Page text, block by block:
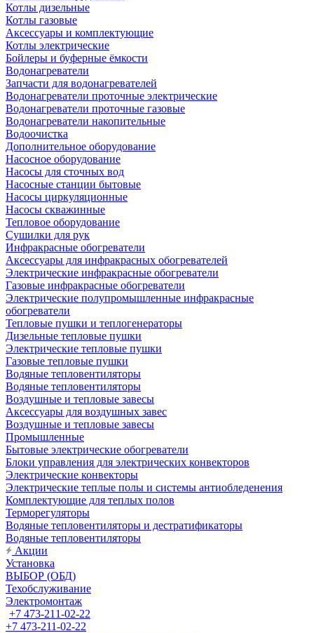
Котлы дизельные
Котлы газовые
Аксессуары и комплектующие
Котлы электрические
Бойлеры и буферные ёмкости
Водонагреватели
Запчасти для водонагревателей
Водонагреватели проточные электрические
Водонагреватели проточные газовые
Водонагреватели накопительные
Водоочистка
Дополнительное оборудование
Насосное оборудование
Насосы для сточных вод
Насосные станции бытовые
Насосы циркуляционные
Насосы скважинные
Тепловое оборудование
Сушилки для рук
Инфракрасные обогреватели
Аксессуары для инфракрасных обогревателей
Электрические инфракрасные обогреватели
Газовые инфракрасные обогреватели
Электрические полупромышленные инфракрасные
обогреватели
Тепловые пушки и теплогенераторы
Дизельные тепловые пушки
Электрические тепловые пушки
Газовые тепловые пушки
Водяные тепловентиляторы
Водяные тепловентиляторы
Воздушные и тепловые завесы
Аксессуары для воздушных завес
Воздушные и тепловые завесы
Промышленные
Бытовые электрические обогреватели
Блоки управления для электрических конвекторов
Электрические конвекторы
Электрические теплые полы и системы антиобледенения
Комплектующие для теплых полов
Терморегуляторы
Водяные тепловентиляторы и дестратификаторы
Водяные тепловентиляторы
Акции
Установка
ВЫБОР (ОБД)
Техобслуживание
Электромонтаж
+7 473-211-02-22
+7 473-211-02-22